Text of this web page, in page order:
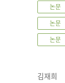
논문
논문
논문
김재희